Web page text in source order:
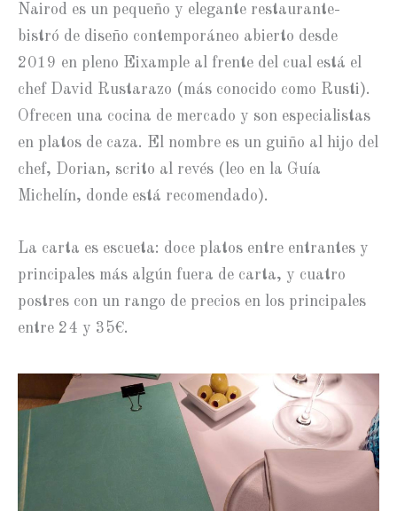
Nairod es un pequeño y elegante restaurante-
bistró de diseño contemporáneo abierto desde
2019 en pleno Eixample al frente del cual está el
chef David Rustarazo (más conocido como Rusti).
Ofrecen una cocina de mercado y son especialistas
en platos de caza. El nombre es un guiño al hijo del
chef, Dorian, scrito al revés (leo en la Guía
Michelín, donde está recomendado).
La carta es escueta: doce platos entre entrantes y
principales más algún fuera de carta, y cuatro
postres con un rango de precios en los principales
entre 24 y 35€.